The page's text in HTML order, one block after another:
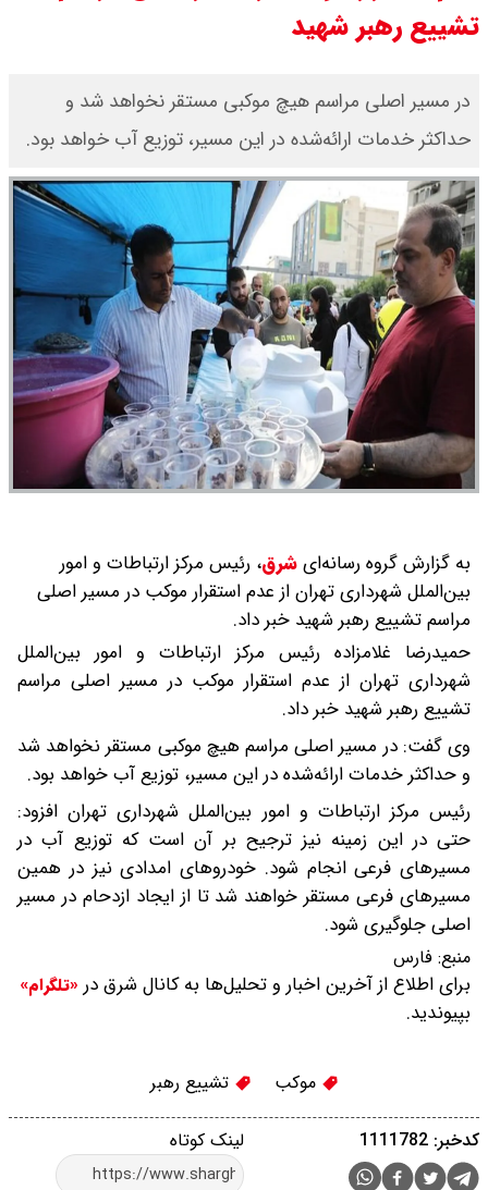
قیمت محصولات ایران خودرو امروز
شنبه ۱۷ مرداد ۱۴۰۵ / قیمت دنا چند ؟
+ جدول
ثبت نام سایپا از امروز ۱۷ مرداد ۱۴۰۵
آغاز شد / خرید کوییک با پیش
پرداخت ۵۰۰ میلیون تومان + لینک
شاخص بورس امروز شنبه ۱۷ مرداد
۱۴۰۵ / شاخص افزایشی شد + تحلیل
تشییع رهبر شهید
در مسیر اصلی مراسم هیچ موکبی مستقر نخواهد شد و
حداکثر خدمات ارائه‌شده در این مسیر، توزیع آب خواهد بود.
به گزارش گروه رسانه‌ایشرق، رئیس مرکز ارتباطات و امور
بین‌الملل شهرداری تهران از عدم استقرار موکب در مسیر اصلی
مراسم تشییع رهبر شهید خبر داد.
حمیدرضا غلامزاده رئیس مرکز ارتباطات و امور بین‌الملل
شهرداری تهران از عدم استقرار موکب در مسیر اصلی مراسم
تشییع رهبر شهید خبر داد.
وی گفت: در مسیر اصلی مراسم هیچ موکبی مستقر نخواهد شد
و حداکثر خدمات ارائه‌شده در این مسیر، توزیع آب خواهد بود.
رئیس مرکز ارتباطات و امور بین‌الملل شهرداری تهران افزود:
حتی در این زمینه نیز ترجیح بر آن است که توزیع آب در
مسیرهای فرعی انجام شود. خودروهای امدادی نیز در همین
مسیرهای فرعی مستقر خواهند شد تا از ایجاد ازدحام در مسیر
اصلی جلوگیری شود.
منبع: فارس
برای اطلاع از آخرین اخبار و تحلیل‌ها به کانال شرق در «تلگرام»
بپیوندید.
موکب‌ تشییع رهبر
لینک کوتاه کدخبر: 1111782